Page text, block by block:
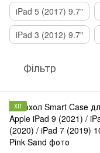
iPad 5 (2017) 9.7"
iPad 3 (2012) 9.7"
Фільтр
ХІТ